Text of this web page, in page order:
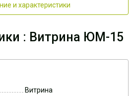
и характеристики
: Витрина ЮМ-15
Витрина